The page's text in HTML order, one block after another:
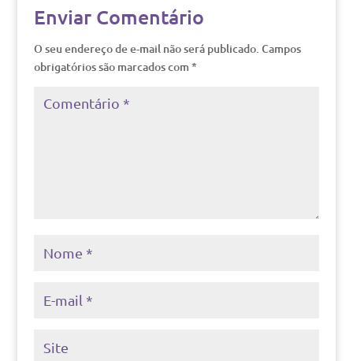
Enviar Comentário
O seu endereço de e-mail não será publicado. Campos
obrigatórios são marcados com *